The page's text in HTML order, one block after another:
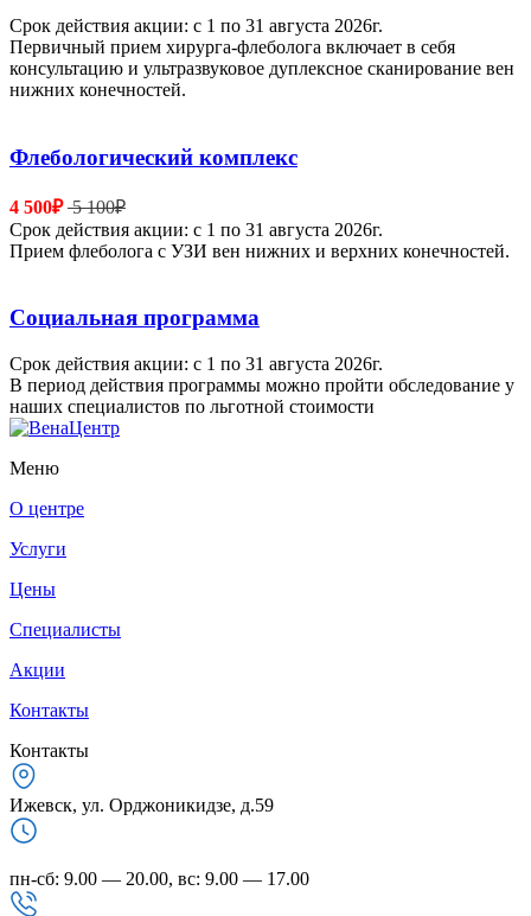
Срок действия акции: с 1 по 31 августа 2026г.
Первичный прием хирурга-флеболога включает в себя
консультацию и ультразвуковое дуплексное сканирование вен
нижних конечностей.
Флебологический комплекс
4 500₽5 100₽
Срок действия акции: с 1 по 31 августа 2026г.
Прием флеболога с УЗИ вен нижних и верхних конечностей.
Социальная программа
Срок действия акции: с 1 по 31 августа 2026г.
В период действия программы можно пройти обследование у
наших специалистов по льготной стоимости
Меню
О центре
Услуги
Цены
Специалисты
Акции
Контакты
Контакты
Ижевск, ул. Орджоникидзе, д.59
пн-сб: 9.00 — 20.00, вс: 9.00 — 17.00